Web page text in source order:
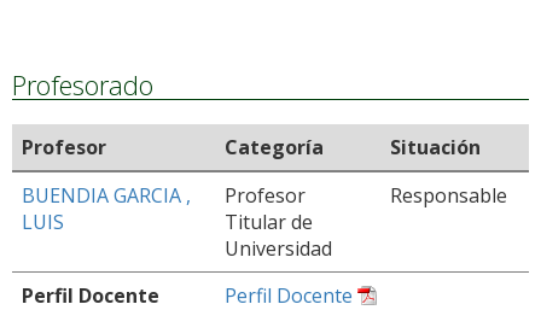
Profesorado
Profesor Categoría
Situación
BUENDIA GARCIA ,
LUIS
Profesor
Titular de
Universidad
Responsable
Perfil Docente
Perfil Docente